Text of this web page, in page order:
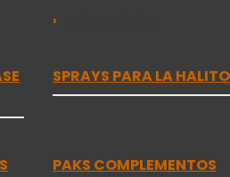
SPRAYS PARA LA
PAKS COMPLEMENTOS